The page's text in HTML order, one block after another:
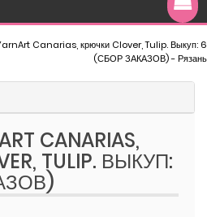
Canarias, крючки Clover, Tulip. Выкуп: 6
(СБОР ЗАКАЗОВ) - Рязань
CANARIAS,
TULIP. ВЫКУП: